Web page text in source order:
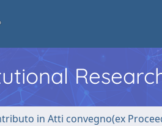
in Atti convegno(ex